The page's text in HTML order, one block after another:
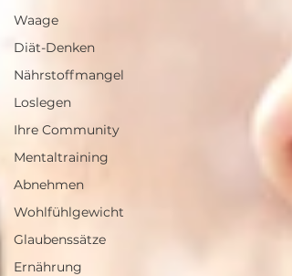
Waage
Diät-Denken
Nährstoffmangel
Loslegen
Ihre Community
Mentaltraining
Abnehmen
Wohlfühlgewicht
Glaubenssätze
Ernährung